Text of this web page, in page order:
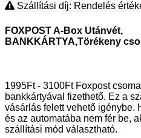
Szállítási díj: Rendelés
FOXPOST A-Box Utánvét,
BANKKÁRTYA,Törékeny
1995Ft - 3100Ft Foxpost
bankkártyával fizethető. Ez a
vásárlás felett vehető igénybe.
és az automatába nem fér be,
szállítási mód választható.